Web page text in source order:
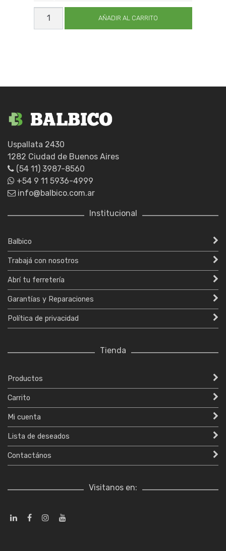
CINTA
MET
AÑADIR AL CARRITO
Uspallata 2430
1282 Ciudad de Buenos Aires
(54 11) 3987-8560
+54 9 11 5936-4999
info@balbico.com.ar
Institucional
Balbico
Trabajá con nosotros
Abrí tu ferretería
Garantías y Reparaciones
Política de privacidad
Tienda
Productos
Carrito
Mi cuenta
Lista de deseados
Contactános
Visitanos en: